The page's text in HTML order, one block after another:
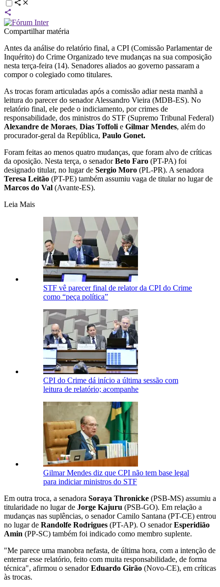
Compartilhar matéria
Antes da análise do relatório final, a CPI (Comissão Parlamentar de
Inquérito) do Crime Organizado teve mudanças na sua composição
nesta terça-feira (14). Senadores aliados ao governo passaram a
compor o colegiado como titulares.
As trocas foram articuladas após a comissão adiar nesta manhã a
leitura do parecer do senador Alessandro Vieira (MDB-ES). No
relatório final, ele pede o indiciamento, por crimes de
responsabilidade, dos ministros do STF (Supremo Tribunal Federal)
Alexandre de Moraes, Dias Toffoli e Gilmar Mendes, além do
procurador-geral da República, Paulo Gonet.
Foram feitas ao menos quatro mudanças, que foram alvo de críticas
da oposição. Nesta terça, o senadorBeto Faro (PT-PA) foi
designado titular, no lugar de Sergio Moro (PL-PR). A senadora
Teresa Leitão (PT-PE) também assumiu vaga de titular no lugar de
Marcos do Val (Avante-ES).
Leia Mais
STF vê parecer final de relator da CPI do Crime
como “peça política”
CPI do Crime dá início a última sessão com
leitura de relatório; acompanhe
Gilmar Mendes diz que CPI não tem base legal
para indiciar ministros do STF
Em outra troca, a senadora Soraya Thronicke (PSB-MS) assumiu a
titularidade no lugar de Jorge Kajuru (PSB-GO). Em relação a
mudanças nas suplências, o senador Camilo Santana (PT-CE) entrou
no lugar de Randolfe Rodrigues (PT-AP). O senadorEsperidião
Amin (PP-SC) também foi indicado como membro suplente.
"Me parece uma manobra nefasta, de última hora, com a intenção de
enterrar esse relatório, feito com muita responsabilidade, de forma
técnica", afirmou o senadorEduardo Girão (Novo-CE), em críticas
às trocas.